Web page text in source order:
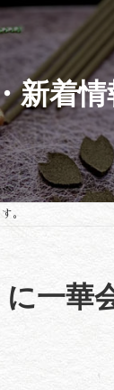
新着情
。
に一華